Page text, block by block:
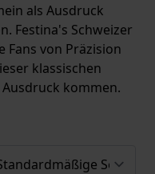
als Ausdruck
Festina's Schweizer
von Präzision
klassischen
kommen.